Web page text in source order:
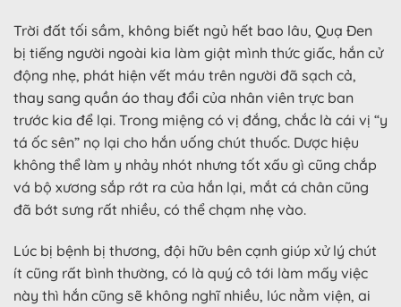
Trời đất tối sầm, không biết ngủ hết bao lâu, Quạ Đen
bị tiếng người ngoài kia làm giật mình thức giấc, hắn cử
động nhẹ, phát hiện vết máu trên người đã sạch cả,
thay sang quần áo thay đổi của nhân viên trực ban
trước kia để lại. Trong miệng có vị đắng, chắc là cái vị “y
tá ốc sên” nọ lại cho hắn uống chút thuốc. Dược hiệu
không thể làm y nhảy nhót nhưng tốt xấu gì cũng chắp
vá bộ xương sắp rớt ra của hắn lại, mắt cá chân cũng
đã bớt sưng rất nhiều, có thể chạm nhẹ vào.
Lúc bị bệnh bị thương, đội hữu bên cạnh giúp xử lý chút
ít cũng rất bình thường, có là quý cô tới làm mấy việc
này thì hắn cũng sẽ không nghĩ nhiều, lúc nằm viện, ai